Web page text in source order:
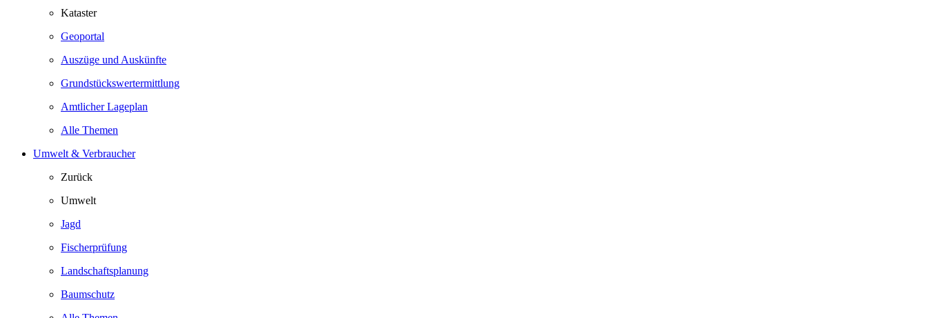
Kataster
Geoportal
Auszüge und Auskünfte
Grundstückswertermittlung
Amtlicher Lageplan
Alle Themen
Umwelt & Verbraucher
Zurück
Umwelt
Jagd
Fischerprüfung
Landschaftsplanung
Baumschutz